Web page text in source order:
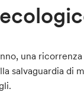
una
salvaguardia di